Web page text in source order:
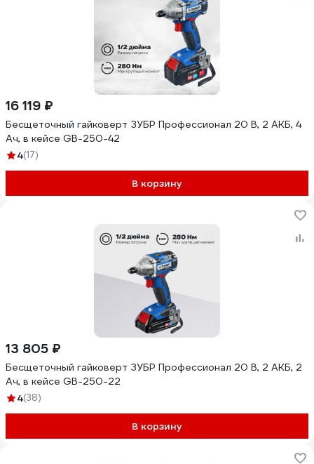
16 119 ₽
Бесщеточный гайковерт ЗУБР Профессионал 20 В, 2 АКБ, 4
Ач, в кейсе GB-250-42
4(17)
В корзину
13 805 ₽
Бесщеточный гайковерт ЗУБР Профессионал 20 В, 2 АКБ, 2
Ач, в кейсе GB-250-22
4(38)
В корзину